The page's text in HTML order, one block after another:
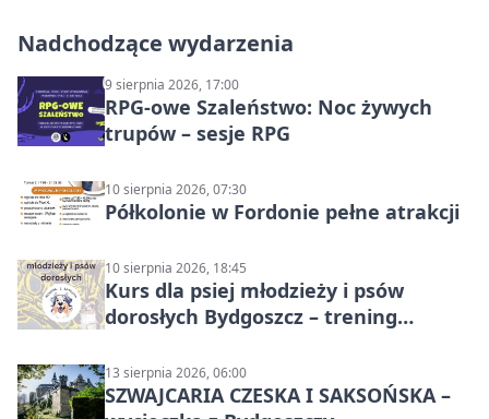
Nadchodzące wydarzenia
9 sierpnia 2026, 17:00
RPG-owe Szaleństwo: Noc żywych
trupów – sesje RPG
10 sierpnia 2026, 07:30
Półkolonie w Fordonie pełne atrakcji
10 sierpnia 2026, 18:45
Kurs dla psiej młodzieży i psów
dorosłych Bydgoszcz – trening
13 sierpnia 2026, 06:00
SZWAJCARIA CZESKA I SAKSOŃSKA –